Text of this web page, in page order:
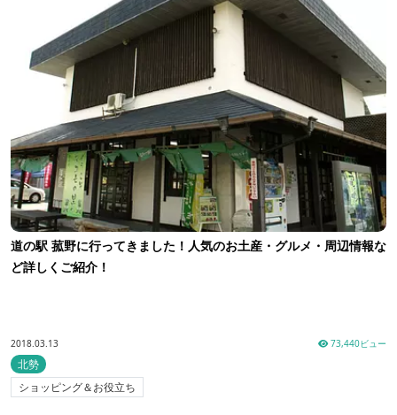
道の駅 菰野に行ってきました！人気のお土産・グルメ・周辺情報な
ど詳しくご紹介！
2018.03.13 73,440ビュー
北勢
ショッピング＆お役立ち